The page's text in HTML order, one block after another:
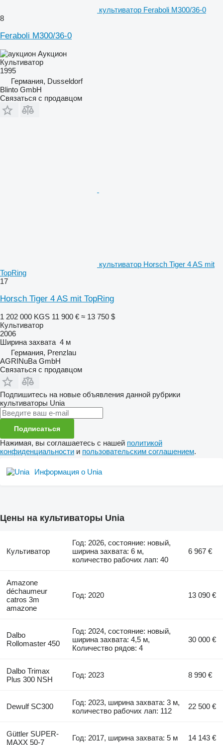
культиватор Feraboli M300/36-0
8
Feraboli M300/36-0
Аукцион
Культиватор
1995
Германия, Dusseldorf
Blinto GmbH
Связаться с продавцом
культиватор Horsch Tiger 4 AS mit
TopRing
17
Horsch Tiger 4 AS mit TopRing
1 202 000 KGS 11 900 € ≈ 13 750 $
Культиватор
2006
Ширина захвата 4 м
Германия, Prenzlau
AGRINuBa GmbH
Связаться с продавцом
Подпишитесь на новые объявления данной рубрики
культиваторы Unia
Подписаться
Нажимая, вы соглашаетесь с нашей политикой
конфиденциальности и пользовательским соглашением.
Информация о Unia
Цены на культиваторы Unia
Культиватор
Год: 2026, состояние: новый,
ширина захвата: 6 м,
количество рабочих лап: 40
6 967 €
Amazone
déchaumeur
catros 3m
amazone
Год: 2020 13 090 €
Dalbo
Rollomaster 450
Год: 2024, состояние: новый,
ширина захвата: 4,5 м,
Количество рядов: 4
30 000 €
Dalbo Trimax
Plus 300 NSH
Год: 2023 8 990 €
Dewulf SC300
Год: 2023, ширина захвата: 3 м,
количество рабочих лап: 112
22 500 €
Güttler SUPER-
MAXX 50-7
Год: 2017, ширина захвата: 5 м 14 143 €